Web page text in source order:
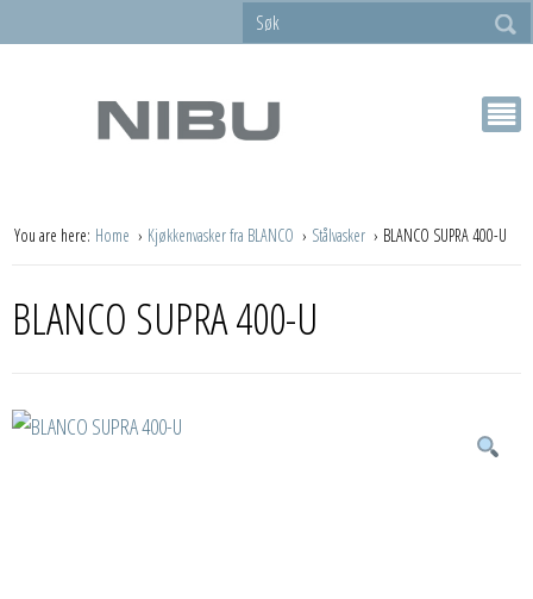
You are here: Home Kjøkkenvasker fra BLANCO Stålvasker BLANCO SUPRA 400-U
BLANCO SUPRA 400-U